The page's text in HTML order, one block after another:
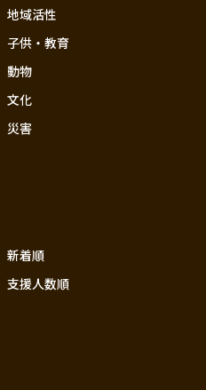
近畿
中国
地域活性
子供・教育
動物
文化
災害
新着順
支援人数順